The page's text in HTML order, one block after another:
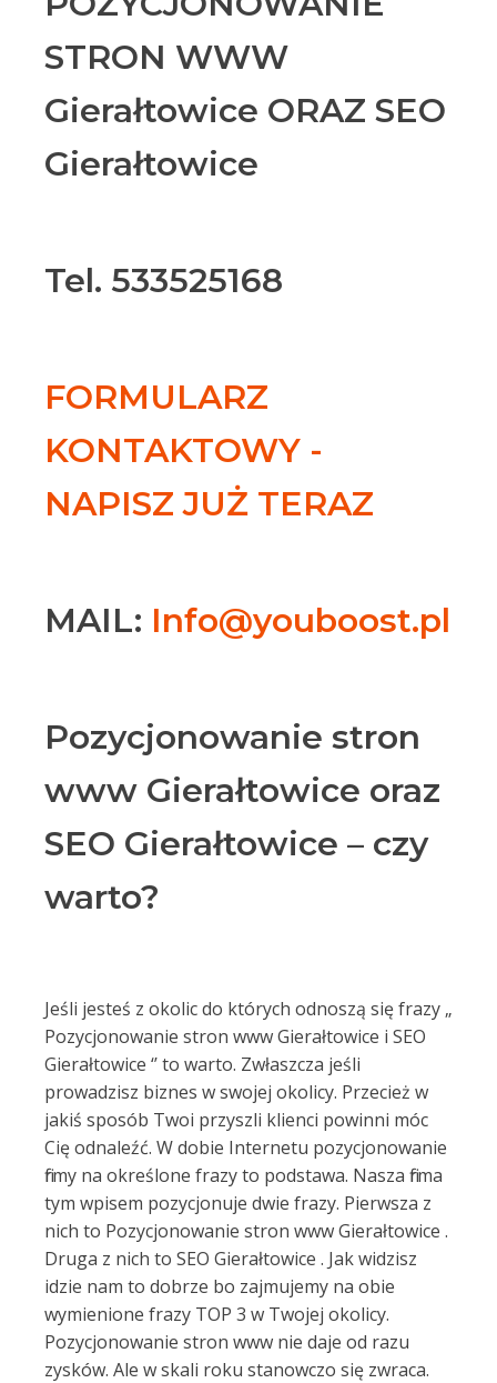
STRON WWW
Gierałtowice ORAZ SEO
Gierałtowice
Tel. 533525168
FORMULARZ
KONTAKTOWY -
NAPISZ JUŻ TERAZ
MAIL: Info@youboost.pl
Pozycjonowanie stron
www Gierałtowice oraz
SEO Gierałtowice – czy
warto?
Jeśli jesteś z okolic do których odnoszą się frazy „
Pozycjonowanie stron www Gierałtowice i SEO
Gierałtowice ‘’ to warto. Zwłaszcza jeśli
prowadzisz biznes w swojej okolicy. Przecież w
jakiś sposób Twoi przyszli klienci powinni móc
Cię odnaleźć. W dobie Internetu pozycjonowanie
firmy na określone frazy to podstawa. Nasza firma
tym wpisem pozycjonuje dwie frazy. Pierwsza z
nich to Pozycjonowanie stron www Gierałtowice .
Druga z nich to SEO Gierałtowice . Jak widzisz
idzie nam to dobrze bo zajmujemy na obie
wymienione frazy TOP 3 w Twojej okolicy.
Pozycjonowanie stron www nie daje od razu
zysków. Ale w skali roku stanowczo się zwraca.